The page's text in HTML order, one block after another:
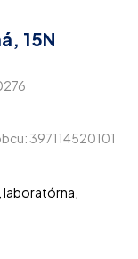
15N
397114520101
laboratórna,